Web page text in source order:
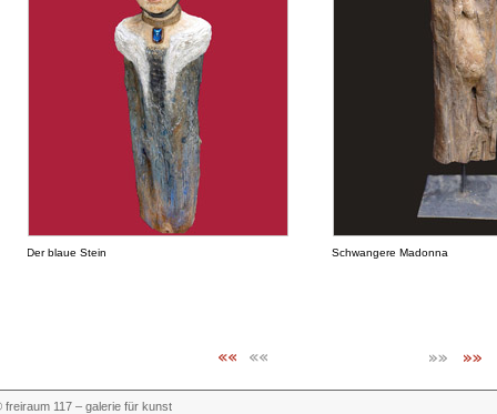
Der blaue Stein Schwangere Madonna
freiraum 117 – galerie für kunst